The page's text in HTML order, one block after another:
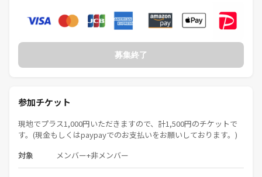
募集終了
参加チケット
現地でプラス1,000円いただきますので、計1,500円のチケットで
す。(現金もしくはpaypayでのお支払いをお願いしております。)
対象 メンバー+非メンバー